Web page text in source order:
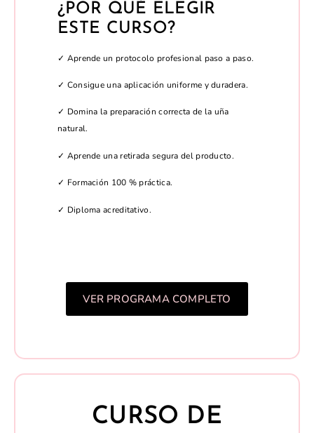
¿POR QUÉ ELEGIR
ESTE CURSO?
✓ Aprende un protocolo profesional paso a paso.
✓ Consigue una aplicación uniforme y duradera.
✓ Domina la preparación correcta de la uña
natural.
✓ Aprende una retirada segura del producto.
✓ Formación 100 % práctica.
✓ Diploma acreditativo.
VER PROGRAMA COMPLETO
CURSO DE